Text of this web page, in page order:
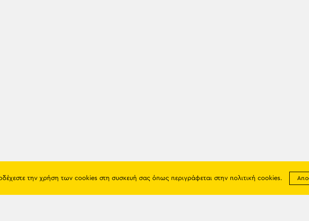
την χρήση των cookies στη συσκευή σας όπως περιγράφεται στην πολιτική cookies.